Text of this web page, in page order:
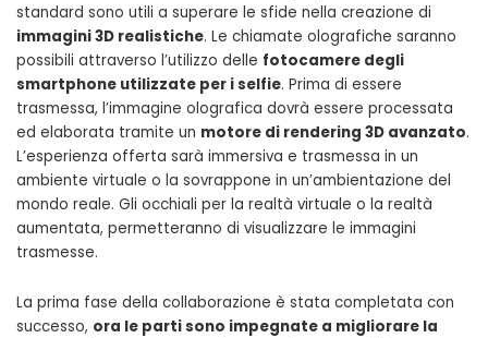
standard sono utili a superare le sfide nella creazione di
immagini 3D realistiche. Le chiamate olografiche saranno
possibili attraverso l’utilizzo delle fotocamere degli
smartphone utilizzate per i selfie. Prima di essere
trasmessa, l’immagine olografica dovrà essere processata
ed elaborata tramite un motore di rendering 3D avanzato.
L’esperienza offerta sarà immersiva e trasmessa in un
ambiente virtuale o la sovrappone in un’ambientazione del
mondo reale. Gli occhiali per la realtà virtuale o la realtà
aumentata, permetteranno di visualizzare le immagini
trasmesse.
La prima fase della collaborazione è stata completata con
successo, ora le parti sono impegnate a migliorare la